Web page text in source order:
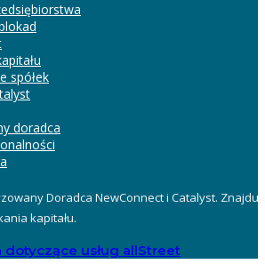
spółek
doradca
Doradca NewConnect i Catalyst.
kapitału.
dotyczące usług allStreet